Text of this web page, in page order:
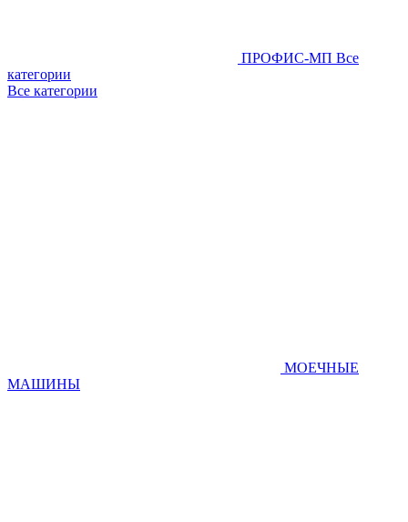
ПРОФИС-МП Все
категории
Все категории
МОЕЧНЫЕ
МАШИНЫ